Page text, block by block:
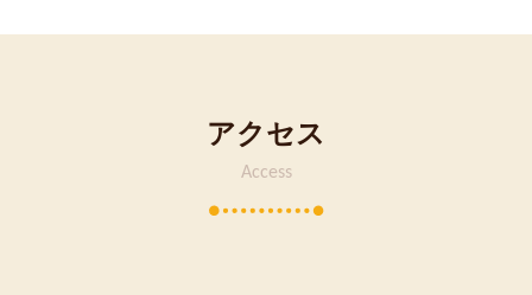
アクセス
Access